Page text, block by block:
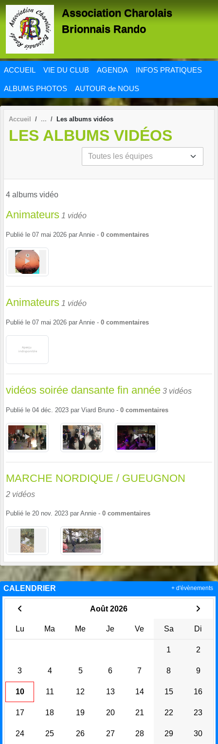
Association Charolais
Brionnais Rando
ACCUEIL VIE DU CLUB AGENDA INFOS PRATIQUES
ALBUMS PHOTOS AUTOUR de NOUS
Accueil Les albums vidéos
LES ALBUMS VIDÉOS
4 albums vidéo
Animateurs 1 vidéo
Publié le 07 mai 2026 par Annie - 0 commentaires
Animateurs 1 vidéo
Publié le 07 mai 2026 par Annie - 0 commentaires
vidéos soirée dansante fin année 3 vidéos
Publié le 04 déc. 2023 par Viard Bruno - 0 commentaires
MARCHE NORDIQUE / GUEUGNON
2 vidéos
Publié le 20 nov. 2023 par Annie - 0 commentaires
CALENDRIER
Août 2026
Lu Ma Me Je Ve Sa Di
1 2
3 4 5 6 7 8 9
10 11 12 13 14 15 16
17 18 19 20 21 22 23
24 25 26 27 28 29 30
+ d'évènements
Panneau de gestion des cookies